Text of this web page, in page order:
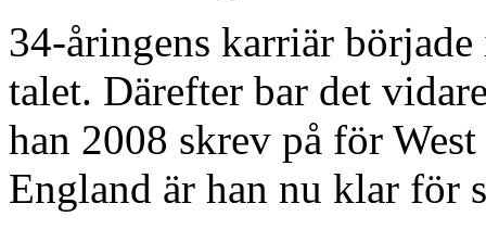
34-åringens karriär
talet. Därefter bar det
han 2008 skrev på för
England är han nu klar för